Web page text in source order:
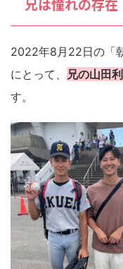
兄は憧れの存在
2022年8月22日の「
にとって、
兄の山田
す。